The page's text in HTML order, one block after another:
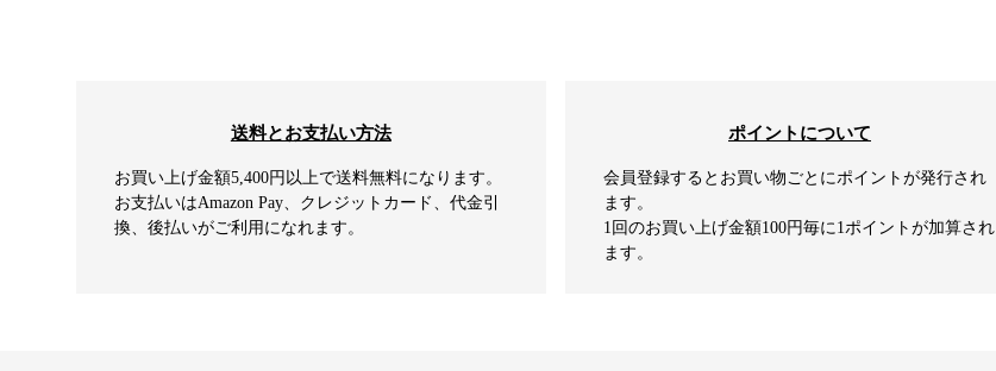
送料とお支払い方法
お買い上げ金額5,400円以上で送料無料になります。
お支払いはAmazon Pay、クレジットカード、代金引
換、後払いがご利用になれます。
ポイントについて
会員登録するとお買い物ごとにポイントが発行され
ます。
1回のお買い上げ金額100円毎に1ポイントが加算され
ます。